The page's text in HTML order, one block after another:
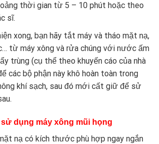
thời gian từ 5 – 10 phút hoặc theo
sĩ.
xong, bạn hãy tắt máy và tháo mặt nạ,
từ máy xông và rửa chúng với nước ấm
trùng (cụ thể theo khuyến cáo của nhà
các bộ phận này khô hoàn toàn trong
khí sạch, sau đó mới cất giữ để sử
dụng máy xông mũi họng
nạ có kích thước phù hợp ngay ngắn